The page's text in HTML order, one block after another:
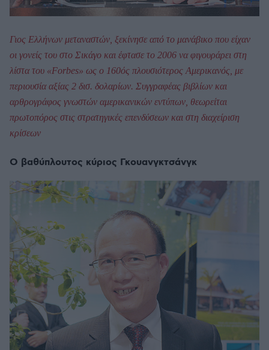
Γιος Ελλήνων μεταναστών, ξεκίνησε από το μανάβικο που είχαν
οι γονείς του στο Σικάγο και έφτασε το 2006 να φιγουράρει στη
λίστα του «Forbes» ως ο 160ός πλουσιότερος Αμερικανός, με
περιουσία αξίας 2 δισ. δολαρίων. Συγγραφέας βιβλίων και
αρθρογράφος γνωστών αμερικανικών εντύπων, θεωρείται
πρωτοπόρος στις στρατηγικές επενδύσεων και στη διαχείριση
κρίσεων
Ο βαθύπλουτος κύριος Γκουανγκτσάνγκ